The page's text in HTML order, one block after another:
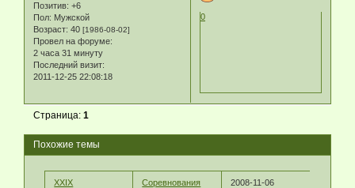
Позитив: +6
Пол: Мужской
Возраст: 40 [1986-08-02]
Провел на форуме:
2 часа 31 минуту
Последний визит:
2011-12-25 22:08:18
0
Страница:1
Похожие темы
XXIX
Соревнования 2008-11-06